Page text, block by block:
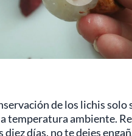
de los lichis solo
temperatura ambiente.
diez días, no te dejes